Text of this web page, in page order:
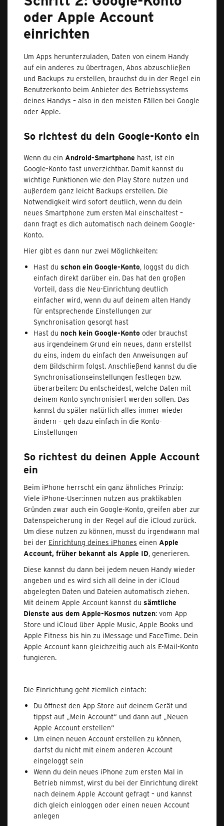
oder Apple Account
einrichten
Um Apps herunterzuladen, Daten von einem Handy
auf ein anderes zu übertragen, Abos abzuschließen
und Backups zu erstellen, brauchst du in der Regel ein
Benutzerkonto beim Anbieter des Betriebssystems
deines Handys – also in den meisten Fällen bei Google
oder Apple.
So richtest du dein Google-Konto ein
Wenn du ein Android-Smartphone hast, ist ein
Google-Konto fast unverzichtbar. Damit kannst du
wichtige Funktionen wie den Play Store nutzen und
außerdem ganz leicht Backups erstellen. Die
Notwendigkeit wird sofort deutlich, wenn du dein
neues Smartphone zum ersten Mal einschaltest –
dann fragt es dich automatisch nach deinem Google-
Konto.
Hier gibt es dann nur zwei Möglichkeiten:
Hast du schon ein Google-Konto, loggst du dich
einfach direkt darüber ein. Das hat den großen
Vorteil, dass die Neu-Einrichtung deutlich
einfacher wird, wenn du auf deinem alten Handy
für entsprechende Einstellungen zur
Synchronisation gesorgt hast
Hast du noch kein Google-Konto oder brauchst
aus irgendeinem Grund ein neues, dann erstellst
du eins, indem du einfach den Anweisungen auf
dem Bildschirm folgst. Anschließend kannst du die
Synchronisationseinstellungen festlegen bzw.
überarbeiten: Du entscheidest, welche Daten mit
deinem Konto synchronisiert werden sollen. Das
kannst du später natürlich alles immer wieder
ändern – geh dazu einfach in die Konto-
Einstellungen
So richtest du deinen Apple Account
ein
Beim iPhone herrscht ein ganz ähnliches Prinzip:
Viele iPhone-User:innen nutzen aus praktikablen
Gründen zwar auch ein Google-Konto, greifen aber zur
Datenspeicherung in der Regel auf die iCloud zurück.
Um diese nutzen zu können, musst du irgendwann mal
bei der Einrichtung deines iPhones einen Apple
Account, früher bekannt als Apple ID, generieren.
Diese kannst du dann bei jedem neuen Handy wieder
angeben und es wird sich all deine in der iCloud
abgelegten Daten und Dateien automatisch ziehen.
Mit deinem Apple Account kannst du sämtliche
Dienste aus dem Apple-Kosmos nutzen: vom App
Store und iCloud über Apple Music, Apple Books und
Apple Fitness bis hin zu iMessage und FaceTime. Dein
Apple Account kann gleichzeitig auch als E-Mail-Konto
fungieren.
Die Einrichtung geht ziemlich einfach:
Du öffnest den App Store auf deinem Gerät und
tippst auf „Mein Account“ und dann auf „Neuen
Apple Account erstellen“
Um einen neuen Account erstellen zu können,
darfst du nicht mit einem anderen Account
eingeloggt sein
Wenn du dein neues iPhone zum ersten Mal in
Betrieb nimmst, wirst du bei der Einrichtung direkt
nach deinem Apple Account gefragt – und kannst
dich gleich einloggen oder einen neuen Account
anlegen